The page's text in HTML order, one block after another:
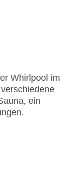
Whirlpool im
ein